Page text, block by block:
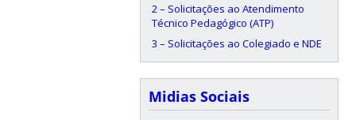
2 – Solicitações ao Atendimento
Técnico Pedagógico (ATP)
3 – Solicitações ao Colegiado e NDE
Midias Sociais